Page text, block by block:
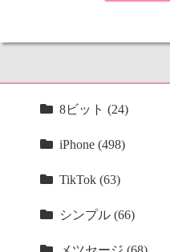
8ビット (24)
iPhone (498)
TikTok (63)
シンプル (66)